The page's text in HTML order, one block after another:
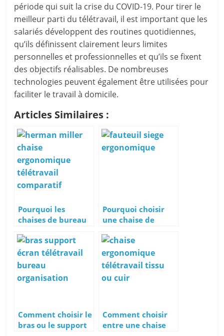
période qui suit la crise du COVID-19. Pour tirer le
meilleur parti du télétravail, il est important que les
salariés développent des routines quotidiennes,
qu’ils définissent clairement leurs limites
personnelles et professionnelles et qu’ils se fixent
des objectifs réalisables. De nombreuses
technologies peuvent également être utilisées pour
faciliter le travail à domicile.
Articles Similaires :
Pourquoi les
chaises de bureau
sont-elles si chères
?
Pourquoi choisir
une chaise de
ergonomique pour
télétravailler
Comment choisir le
bras ou le support
Comment choisir
entre une chaise